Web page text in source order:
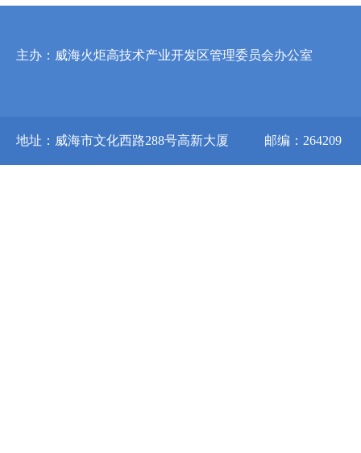
主办：威海火炬高技术产业开发区管理委员会办公室
地址：威海市文化西路288号高新大厦 邮编：264209